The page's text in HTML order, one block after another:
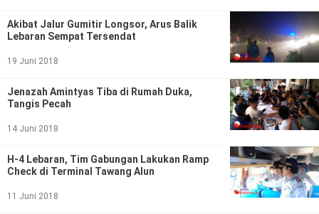
Indeks Birokrasi
Akibat Jalur Gumitir Longsor, Arus Balik
Lebaran Sempat Tersendat
19 Juni 2018
Jenazah Amintyas Tiba di Rumah Duka,
Tangis Pecah
14 Juni 2018
H-4 Lebaran, Tim Gabungan Lakukan Ramp
Check di Terminal Tawang Alun
11 Juni 2018